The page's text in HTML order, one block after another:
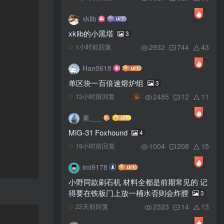
xklib
xklib的小黑塔 3
1小时前回复 2932 744 43
Han0618
单区块一百倍速熔炉组 3
13小时前回复 2485 12 11
素___
MiG-31 Foxhound 4
19小时前回复 1004 208 15
imi9178
小野同款刷石机 材料全都是前期常见的 记
得要在铁板门上放一桶水否则会炸膛
3
22天前回复 2323 14 13